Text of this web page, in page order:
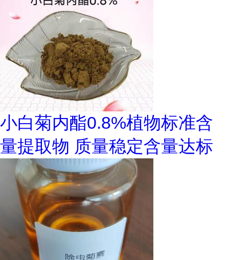
小白菊内酯0.8%植物标准含
量提取物 质量稳定含量达标